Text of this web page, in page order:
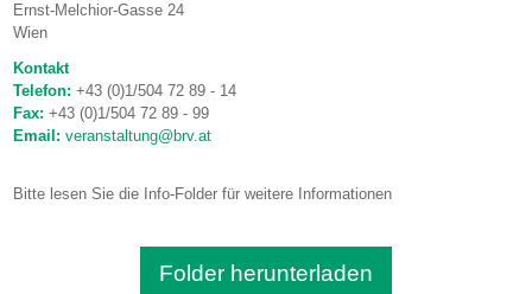
Ernst-Melchior-Gasse 24
Wien
Kontakt
Telefon:+43 (0)1/504 72 89 - 14
Fax:+43 (0)1/504 72 89 - 99
Email: veranstaltung@brv.at
Bitte lesen Sie die Info-Folder für weitere Informationen
Folder herunterladen